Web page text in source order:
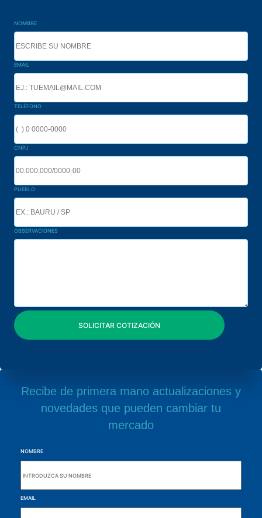
NOMBRE
EMAIL
TELÉFONO
CNPJ
PUEBLO
OBSERVACIONES
Recibe de primera mano actualizaciones y
novedades que pueden cambiar tu
mercado
NOMBRE
EMAIL